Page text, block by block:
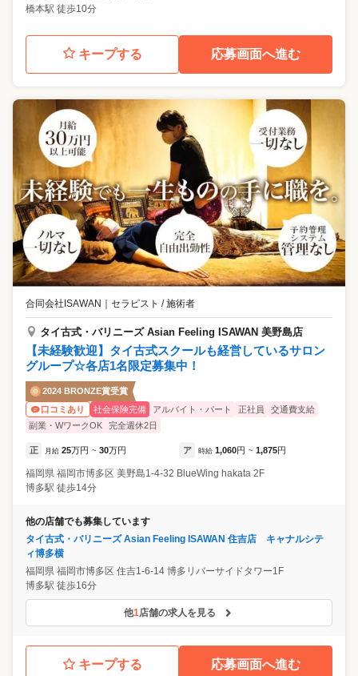
橋本駅 徒歩10分
キープする 応募画面へ進む
合同会社ISAWAN セラピスト / 施術者
タイ古式・バリニーズ Asian Feeling ISAWAN 美野島店
【未経験歓迎】タイ古式スクールも経営しているサロン
グループ☆各店1名限定募集中！
2024 BRONZE賞受賞
口コミあり
社会保険完備 アルバイト・パート 正社員
交通費支給
副業・WワークOK
完全週休2日
正 月給 25万円 ~ 30万円 ア 時給 1,060円 ~ 1,875円
福岡県 福岡市博多区 美野島1-4-32 BlueWing hakata 2F
博多駅 徒歩14分
他の店舗でも募集しています
タイ古式・バリニーズ Asian Feeling ISAWAN 住吉店 キャナルシテ
ィ博多横
福岡県 福岡市博多区 住吉1-6-14 博多リバーサイドタワー1F
博多駅 徒歩16分
他1店舗の求人を見る
キープする 応募画面へ進む